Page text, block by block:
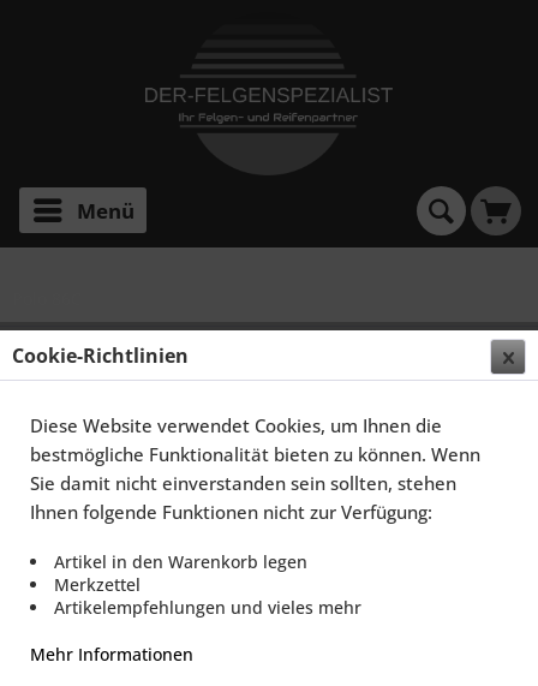
Menü
SCHMIDT FELGEN 14 ZOLL TH-LINE FÜR VW POLO
1/2 TYP 86/86C, POLIERT
Cookie-Richtlinien
Diese Website verwendet Cookies, um Ihnen die
bestmögliche Funktionalität bieten zu können. Wenn
Sie damit nicht einverstanden sein sollten, stehen
Ihnen folgende Funktionen nicht zur Verfügung:
Artikel in den Warenkorb legen
Merkzettel
Artikelempfehlungen und vieles mehr
Mehr Informationen